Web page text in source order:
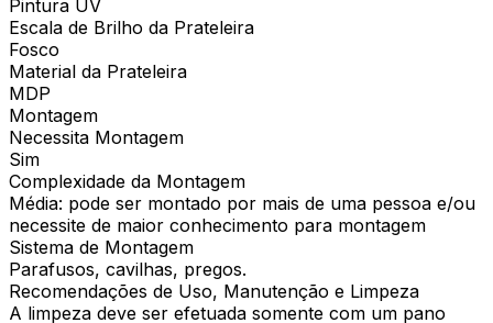
Pintura UV
Escala de Brilho da Prateleira
Fosco
Material da Prateleira
MDP
Montagem
Necessita Montagem
Sim
Complexidade da Montagem
Média: pode ser montado por mais de uma pessoa e/ou
necessite de maior conhecimento para montagem
Sistema de Montagem
Parafusos, cavilhas, pregos.
Recomendações de Uso, Manutenção e Limpeza
A limpeza deve ser efetuada somente com um pano